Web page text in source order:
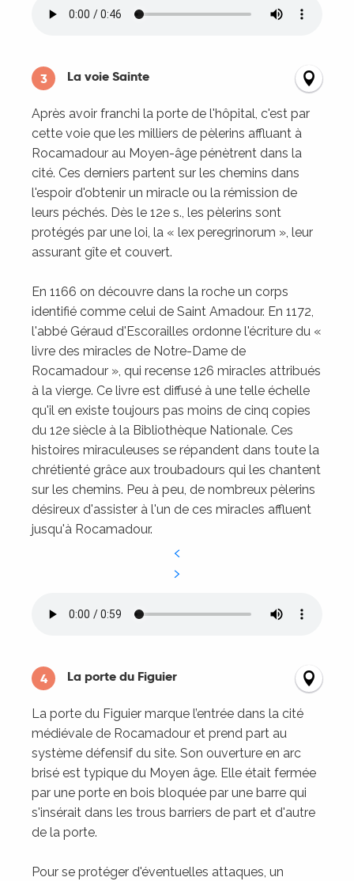
3 La voie Sainte
Après avoir franchi la porte de l'hôpital, c'est par
cette voie que les milliers de pèlerins affluant à
Rocamadour au Moyen-âge pénètrent dans la
cité. Ces derniers partent sur les chemins dans
l'espoir d'obtenir un miracle ou la rémission de
leurs péchés. Dès le 12e s., les pèlerins sont
protégés par une loi, la « lex peregrinorum », leur
assurant gîte et couvert.
En 1166 on découvre dans la roche un corps
identifié comme celui de Saint Amadour. En 1172,
l'abbé Géraud d'Escorailles ordonne l'écriture du «
livre des miracles de Notre-Dame de
Rocamadour », qui recense 126 miracles attribués
à la vierge. Ce livre est diffusé à une telle échelle
qu'il en existe toujours pas moins de cinq copies
du 12e siècle à la Bibliothèque Nationale. Ces
histoires miraculeuses se répandent dans toute la
chrétienté grâce aux troubadours qui les chantent
sur les chemins. Peu à peu, de nombreux pèlerins
désireux d'assister à l'un de ces miracles affluent
jusqu'à Rocamadour.
4 La porte du Figuier
La porte du Figuier marque l’entrée dans la cité
médiévale de Rocamadour et prend part au
système défensif du site. Son ouverture en arc
brisé est typique du Moyen âge. Elle était fermée
par une porte en bois bloquée par une barre qui
s'insérait dans les trous barriers de part et d'autre
de la porte.
Pour se protéger d'éventuelles attaques, un